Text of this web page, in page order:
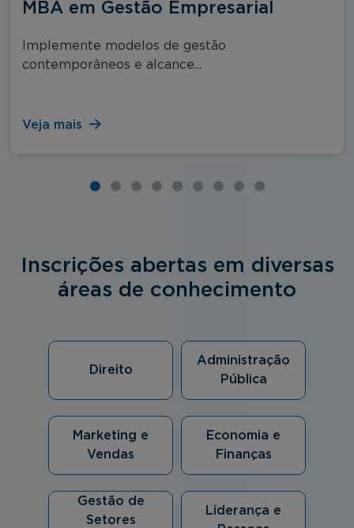
MBA em Gestão Empresarial
Implemente modelos de gestão
contemporâneos e alcance...
Veja mais
Inscrições abertas em diversas
áreas de conhecimento
Direito
Administração
Pública
Marketing e
Vendas
Economia e
Finanças
Gestão de
Setores
Liderança e